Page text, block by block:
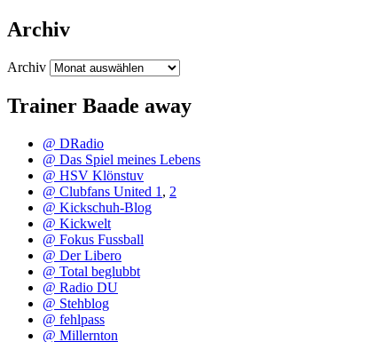
Archiv
Archiv
Trainer Baade away
@ DRadio
@ Das Spiel meines Lebens
@ HSV Klönstuv
@ Clubfans United 1 , 2
@ Kickschuh-Blog
@ Kickwelt
@ Fokus Fussball
@ Der Libero
@ Total beglubbt
@ Radio DU
@ Stehblog
@ fehlpass
@ Millernton